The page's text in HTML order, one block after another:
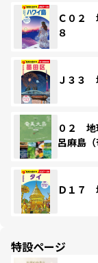
Ｃ０２
８
Ｊ３３
０２
呂麻島
Ｄ１７
特設ページ